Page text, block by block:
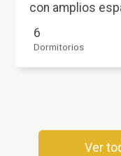
con amplios
6
Dormitorios
Ver